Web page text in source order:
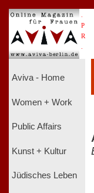
P
R
Aviva - Home
Women + Work
Public Affairs
Kunst + Kultur
Jüdisches Leben